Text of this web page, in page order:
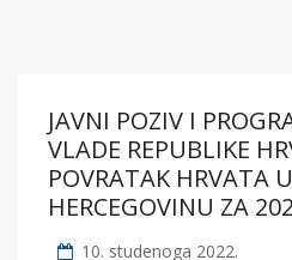
JAVNI POZIV I
VLADE REPUBLIKE
POVRATAK HRVATA
HERCEGOVINU ZA
10. studenoga 2022.